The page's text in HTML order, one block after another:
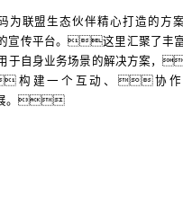
为联盟生态伙伴精心打造的方
传平台。这里汇聚了丰
于自身业务场景的解决方案，
构建一个互动、协作
展。